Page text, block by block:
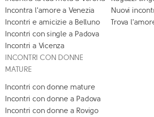
Incontra l'amore a Venezia
Incontri e amicizie a Belluno
Incontri con single a Padova
Incontri a Vicenza
Nuovi
Trova
INCONTRI CON DONNE
MATURE
Incontri con donne mature
Incontri con donne a Padova
Incontri con donne a Rovigo